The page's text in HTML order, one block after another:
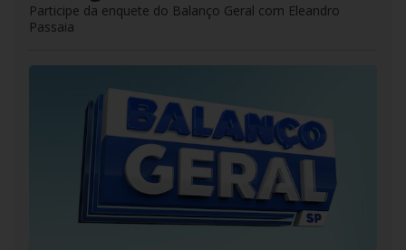
Participe da enquete do Balanço Geral com Eleandro
Passaia